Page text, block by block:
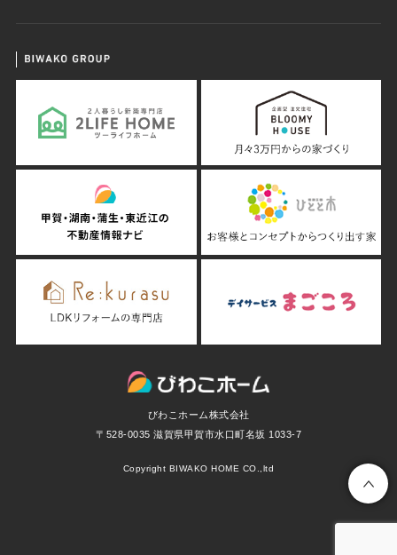
びわこホーム株式会社
〒528-0035 滋賀県甲賀市水口町名坂 1033-7
Copyright BIWAKO HOME CO.,ltd